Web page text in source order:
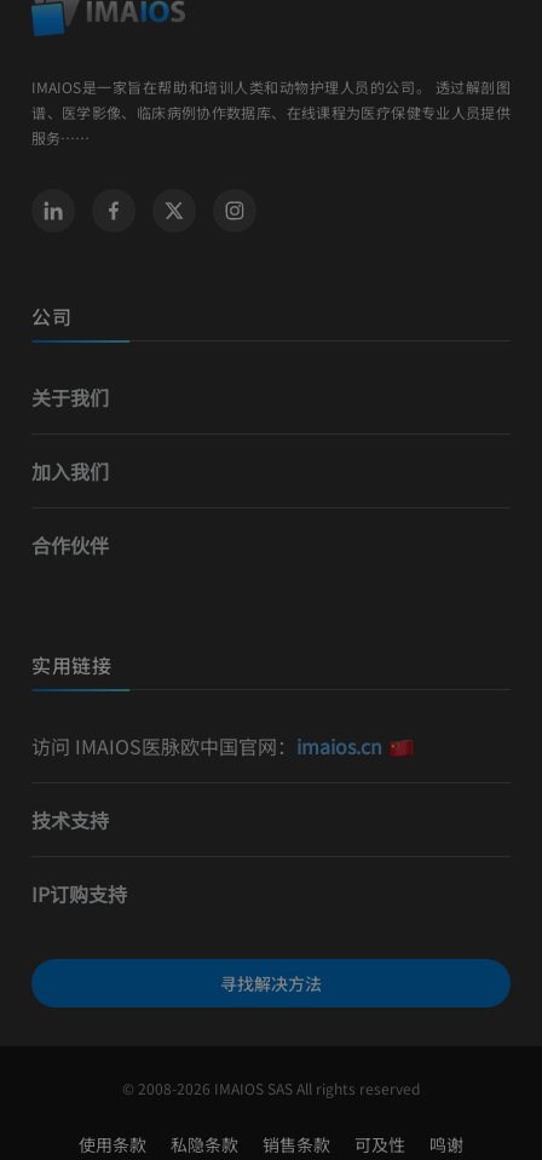
IMAIOS是一家旨在帮助和培训人类和动物护理人员的公司。 透过解剖图
谱、医学影像、临床病例协作数据库、在线课程为医疗保健专业人员提供
服务……
公司
关于我们
加入我们
合作伙伴
实用链接
访问 IMAIOS医脉欧中国官网： imaios.cn
技术支持
IP订购支持
寻找解决方法
© 2008-2026 IMAIOS SAS All rights reserved
使用条款 私隐条款 销售条款 可及性 鸣谢